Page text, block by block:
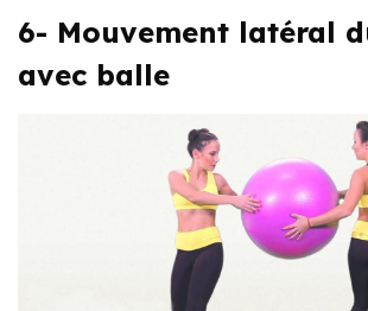
6- Mouvement latéral
avec balle